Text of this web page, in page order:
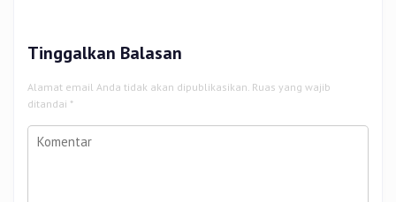
Tinggalkan Balasan
Alamat email Anda tidak akan dipublikasikan. Ruas yang wajib
ditandai *